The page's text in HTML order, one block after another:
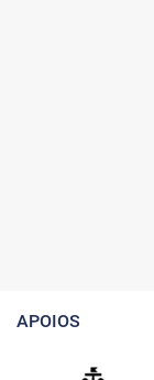
APOIOS